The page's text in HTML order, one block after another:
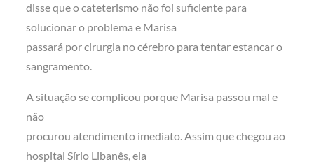
disse que o cateterismo não foi suficiente para
solucionar o problema e Marisa
passará por cirurgia no cérebro para tentar estancar o
sangramento.
A situação se complicou porque Marisa passou mal e
não
procurou atendimento imediato. Assim que chegou ao
hospital Sírio Libanês, ela